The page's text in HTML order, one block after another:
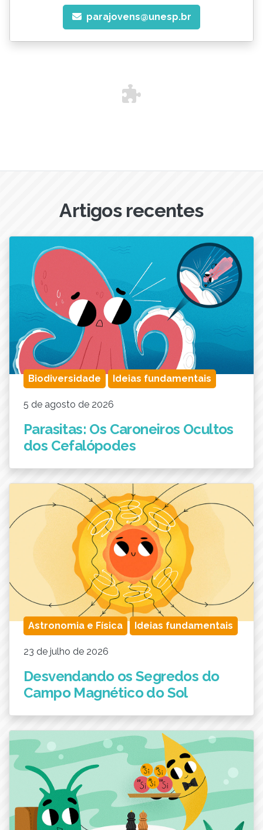
parajovens@unesp.br
Artigos recentes
Biodiversidade Ideias fundamentais
5 de agosto de 2026
Parasitas: Os Caroneiros Ocultos
dos Cefalópodes
Astronomia e Física Ideias fundamentais
23 de julho de 2026
Desvendando os Segredos do
Campo Magnético do Sol